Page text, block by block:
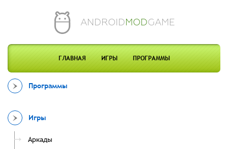
ANDROIDMODGAME
ГЛАВНАЯ ИГРЫ ПРОГРАММЫ
Программы
Игры
Аркады